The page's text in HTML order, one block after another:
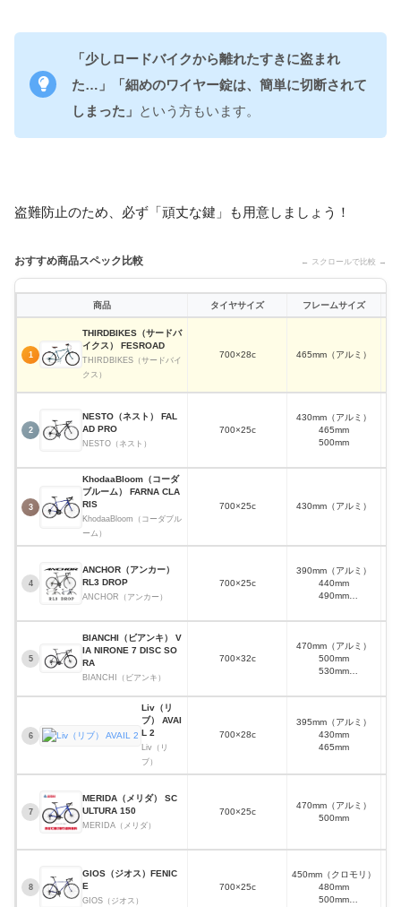
「少しロードバイクから離れたすきに盗まれ
た…」「細めのワイヤー錠は、簡単に切断されて
しまった」 という方もいます。
盗難防止のため、必ず「頑丈な鍵」も用意しましょう！
おすすめ商品スペック比較 ← スクロールで比較 →
商品 タイヤサイズ フレームサイズ
1
THIRDBIKES（サードバ
イクス） FESROAD
THIRDBIKES（サードバイ
クス）
700×28c 465mm（アルミ）
2
NESTO（ネスト） FAL
AD PRO
NESTO（ネスト）
700×25c
430mm（アルミ）
465mm
500mm
3
KhodaaBloom（コーダ
ブルーム） FARNA CLA
RIS
KhodaaBloom（コーダブル
ーム）
700×25c 430mm（アルミ）
4
ANCHOR（アンカー）
RL3 DROP
ANCHOR（アンカー）
700×25c
390mm（アルミ）
440mm
490mm
5
BIANCHI（ビアンキ） V
IA NIRONE 7 DISC SO
RA
BIANCHI（ビアンキ）
700×32c
470mm（アルミ）
500mm
530mm
570mm
6
Liv（リ
ブ） AVAI
L 2
Liv（リ
ブ）
700×28c
395mm（アルミ）
430mm
465mm
7
MERIDA（メリダ） SC
ULTURA 150
MERIDA（メリダ）
700×25c
470mm（アルミ）
500mm
8
GIOS（ジオス）FENIC
E
GIOS（ジオス）
700×25c
450mm（クロモリ）
480mm
500mm